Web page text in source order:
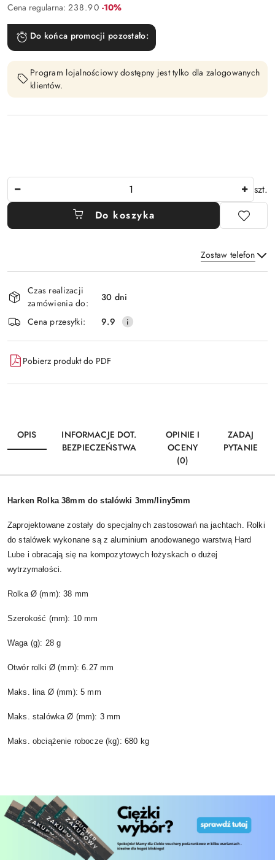
Cena regularna: 238.90 Rabat:
-10%
Do końca promocji pozostało:
Program lojalnościowy dostępny jest tylko dla zalogowanych
klientów.
szt.
Do koszyka
Zostaw telefon
i
dostawa
Czas realizacji
zamówienia do:
30 dni
Cena przesyłki:
9.9
Pobierz produkt do PDF
OPIS
INFORMACJE DOT.
BEZPIECZEŃSTWA
OPINIE I
OCENY
(0)
ZADAJ
PYTANIE
Harken Rolka 38mm do stalówki 3mm/liny5mm
Zaprojektowane zostały do specjalnych zastosowań na jachtach. Rolki
do stalówek wykonane są z aluminium anodowanego warstwą Hard
Lube i obracają się na kompozytowych łożyskach o dużej
wytrzymałości.
Rolka Ø (mm): 38 mm
Szerokość (mm): 10 mm
Waga (g): 28 g
Otwór rolki Ø (mm): 6.27 mm
Maks. lina Ø (mm): 5 mm
Maks. stalówka Ø (mm): 3 mm
Maks. obciążenie robocze (kg): 680 kg